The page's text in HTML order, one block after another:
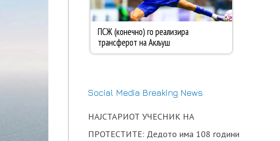
Social Media Breaking News
НАЈСТАРИОТ УЧЕСНИК НА
ПРОТЕСТИТЕ: Дедото има 108 години